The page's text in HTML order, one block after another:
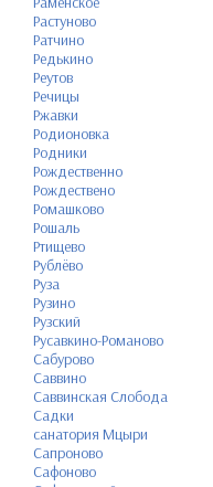
Растуново
Ратчино
Редькино
Реутов
Речицы
Ржавки
Родионовка
Родники
Рождественно
Рождествено
Ромашково
Рошаль
Ртищево
Рублёво
Руза
Рузино
Рузский
Русавкино-Романово
Сабурово
Саввино
Саввинская Слобода
Садки
санатория Мцыри
Сапроново
Сафоново